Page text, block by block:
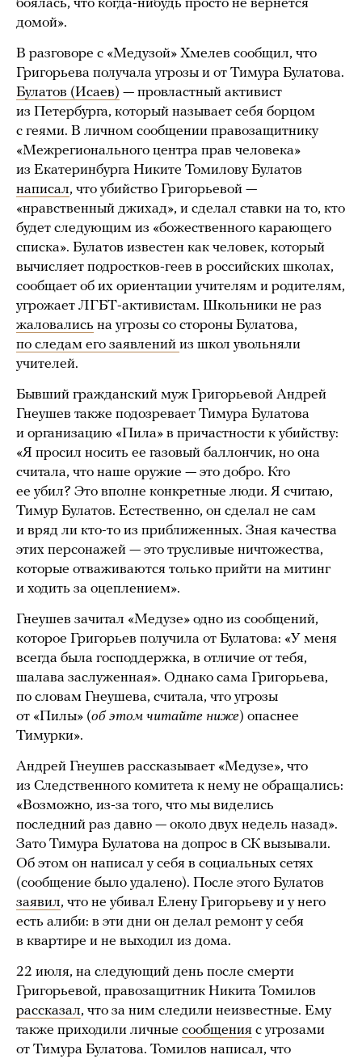
боялась, что когда-нибудь просто не вернется
домой».
В разговоре с «Медузой» Хмелев сообщил, что
Григорьева получала угрозы и от Тимура Булатова.
Булатов (Исаев) — провластный активист
из Петербурга, который называет себя борцом
с геями. В личном сообщении правозащитнику
«Межрегионального центра прав человека»
из Екатеринбурга Никите Томилову Булатов
написал, что убийство Григорьевой —
«нравственный джихад», и сделал ставки на то, кто
будет следующим из «божественного карающего
списка». Булатов известен как человек, который
вычисляет подростков-геев в российских школах,
сообщает об их ориентации учителям и родителям,
угрожает ЛГБТ-активистам. Школьники не раз
жаловались на угрозы со стороны Булатова,
по следам его заявлений из школ увольняли
учителей.
Бывший гражданский муж Григорьевой Андрей
Гнеушев также подозревает Тимура Булатова
и организацию «Пила» в причастности к убийству:
«Я просил носить ее газовый баллончик, но она
считала, что наше оружие — это добро. Кто
ее убил? Это вполне конкретные люди. Я считаю,
Тимур Булатов. Естественно, он сделал не сам
и вряд ли кто-то из приближенных. Зная качества
этих персонажей — это трусливые ничтожества,
которые отваживаются только прийти на митинг
и ходить за оцеплением».
Гнеушев зачитал «Медузе» одно из сообщений,
которое Григорьев получила от Булатова: «У меня
всегда была господдержка, в отличие от тебя,
шалава заслуженная». Однако сама Григорьева,
по словам Гнеушева, считала, что угрозы
от «Пилы» (об этом читайте ниже) опаснее
Тимурки».
Андрей Гнеушев рассказывает «Медузе», что
из Следственного комитета к нему не обращались:
«Возможно, из-за того, что мы виделись
последний раз давно — около двух недель назад».
Зато Тимура Булатова на допрос в СК вызывали.
Об этом он написал у себя в социальных сетях
(сообщение было удалено). После этого Булатов
заявил, что не убивал Елену Григорьеву и у него
есть алиби: в эти дни он делал ремонт у себя
в квартире и не выходил из дома.
22 июля, на следующий день после смерти
Григорьевой, правозащитник Никита Томилов
рассказал, что за ним следили неизвестные. Ему
также приходили личные сообщения с угрозами
от Тимура Булатова. Томилов написал, что